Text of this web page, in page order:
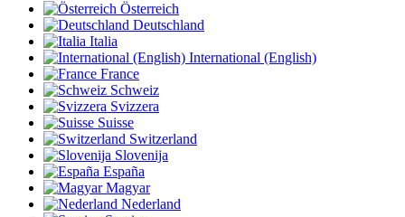
Österreich
Deutschland
Italia
International (English)
France
Schweiz
Svizzera
Suisse
Switzerland
Slovenija
España
Magyar
Nederland